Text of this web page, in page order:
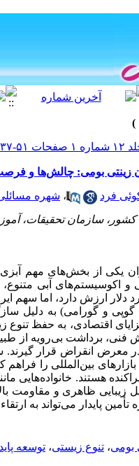
۱ صفحات ۵۱-۳۷
بومی: چالش‌ها و
فرد ، شهره
سازمان تحقیقات،
یکی از بخش‌های مهم
بومی و اکوسیستم‌های آبی
سالانه بیش از ۱۵ میلیارد دلار
و گورامی) به دلیل
اقتصادی، به حفظ
فنی، برداشت بی‌رویه
معرض انقراض قرار
بین‌المللی را فراهم
هستند. خانواده‌هایی
زیبایی ظاهری و مقاومت
تأمین پایدار می‌تواند به
بومی، تنوع زیستی، توسعه